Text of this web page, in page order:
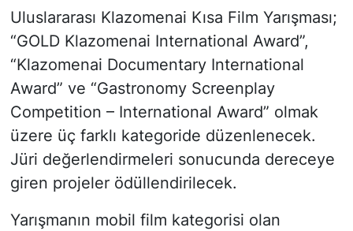
Uluslararası Klazomenai Kısa Film Yarışması;
“GOLD Klazomenai International Award”,
“Klazomenai Documentary International
Award” ve “Gastronomy Screenplay
Competition – International Award” olmak
üzere üç farklı kategoride düzenlenecek.
Jüri değerlendirmeleri sonucunda dereceye
giren projeler ödüllendirilecek.
Yarışmanın mobil film kategorisi olan